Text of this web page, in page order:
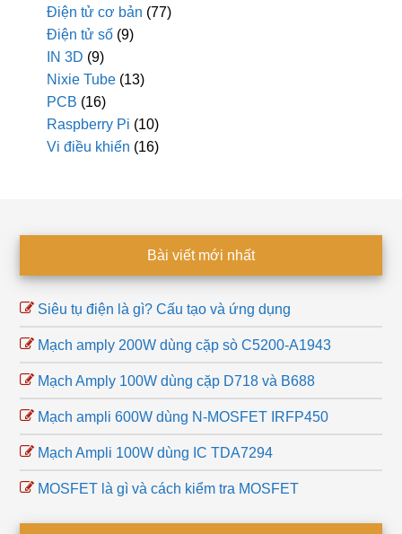
Điện tử cơ bản (77)
Điện tử số (9)
IN 3D (9)
Nixie Tube (13)
PCB (16)
Raspberry Pi (10)
Vi điều khiển (16)
Bài viết mới nhất
Siêu tụ điện là gì? Cấu tạo và ứng dụng
Mạch amply 200W dùng cặp sò C5200-A1943
Mạch Amply 100W dùng cặp D718 và B688
Mạch ampli 600W dùng N-MOSFET IRFP450
Mạch Ampli 100W dùng IC TDA7294
MOSFET là gì và cách kiểm tra MOSFET